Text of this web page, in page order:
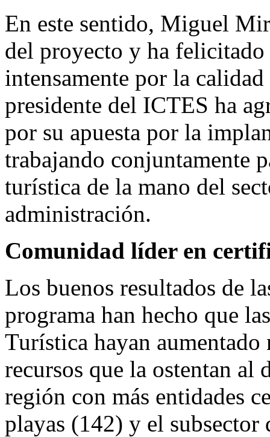
En este sentido, Miguel
del proyecto y ha
intensamente por la
presidente del ICTES ha
por su apuesta por la
trabajando conjuntamente
turística de la mano del
administración.
Comunidad líder en
Los buenos resultados de
programa han hecho que
Turística hayan
recursos que la ostentan al
región con más entidades
playas (142) y el subsector